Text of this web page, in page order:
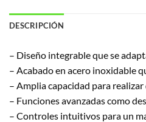
DESCRIPCIÓN
– Diseño integrable que se
– Acabado en acero inoxidable
– Amplia capacidad para
– Funciones avanzadas como
– Controles intuitivos para un